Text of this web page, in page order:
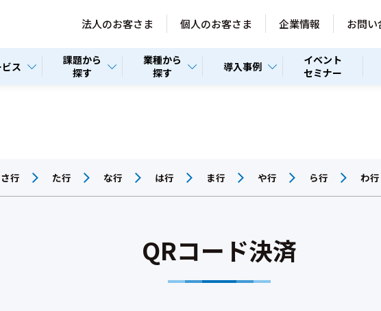
法人のお客さま 個人のお客さま 企業情報 お問い
ス
課題から
探す
業種から
探す
導入事例
イベント
セミナー
さ行 た行 な行 は行 ま行 や行 ら行 わ行
QRコード決済